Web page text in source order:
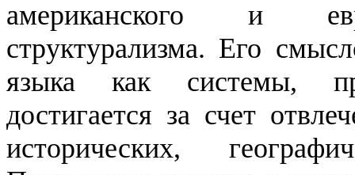
американского и
структурализма. Его
языка как системы,
достигается за счет
исторических,